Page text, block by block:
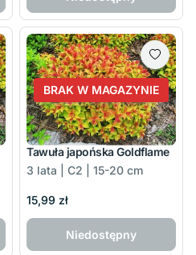
BRAK W MAGAZYNIE
Tawuła japońska Goldflame
3 lata | C2 | 15-20 cm
15,99 zł
Niedostępny